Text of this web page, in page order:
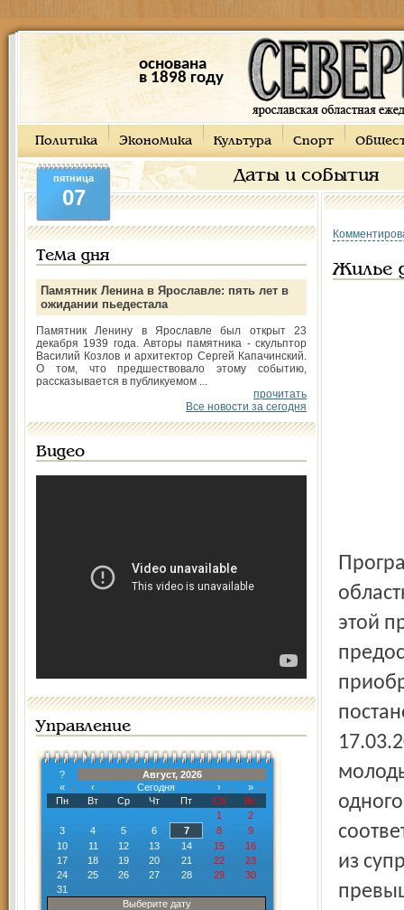
основана
в 1898 году
Политика Экономика Культура Спорт
Даты и события
пятница
07
Тема дня
Памятник Ленина в Ярославле: пять лет в
ожидании пьедестала
Памятник Ленину в Ярославле был открыт 23
декабря 1939 года. Авторы памятника - скульптор
Василий Козлов и архитектор Сергей Капачинский.
О том, что предшествовало этому событию,
рассказывается в публикуемом ...
прочитать
Все новости за сегодня
Видео
Управление
?
Август, 2026
«
‹ Сегодня ›
»
Пн
Вт Ср Чт Пт Сб
Вс
1
2
3
4 5 6 7 8
9
10
11 12 13 14 15
16
17
18 19 20 21 22
23
24
25 26 27 28 29
30
31
Выберите дату
Жилье
Программа финансируется за счет средств городского,
этой
из